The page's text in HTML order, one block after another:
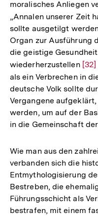
moralisches Anliegen
„Annalen unserer Zeit
sollte ausgetilgt
Organ zur Ausführung
die geistige
wiederherzustellen Zur
der
[32]
als ein Verbrechen in
deutsche Volk sollte
Vergangene
werden, um auf der
in die Gemeinschaft
Wie man aus den
verbanden sich die
Entmythologisierung
Bestreben, die
Führungsschicht als
bestrafen, mit einem